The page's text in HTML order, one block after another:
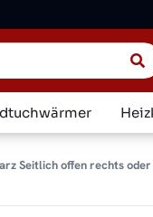
Seitlich offen rechts